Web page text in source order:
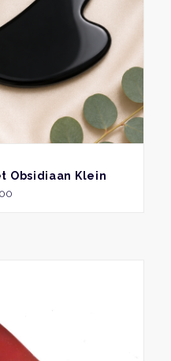
Obsidiaan Klein